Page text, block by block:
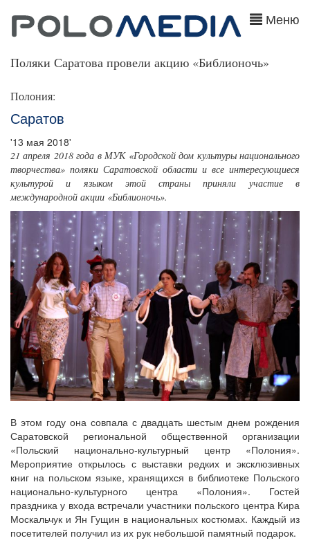
Меню
Поляки Саратова провели акцию «Библионочь»
Полония:
Саратов
'13 мая 2018'
21 апреля 2018 года в МУК «Городской дом культуры национального
творчества» поляки Саратовской области и все интересующиеся
культурой и языком этой страны приняли участие в
международной акции «Библионочь».
В этом году она совпала с двадцать шестым днем рождения
Саратовской региональной общественной организации
«Польский национально-культурный центр «Полония».
Мероприятие открылось с выставки редких и эксклюзивных
книг на польском языке, хранящихся в библиотеке Польского
национально-культурного центра «Полония». Гостей
праздника у входа встречали участники польского центра Кира
Москальчук и Ян Гущин в национальных костюмах. Каждый из
посетителей получил из их рук небольшой памятный подарок.